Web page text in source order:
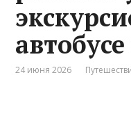
24 июня 2026